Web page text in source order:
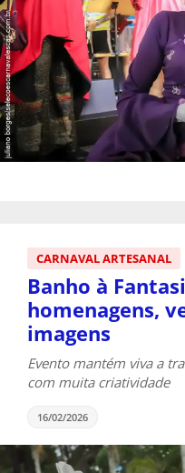
CARNAVAL ARTESANAL
Banho à
homenagens,
imagens
Evento mantém viva a
com muita criatividade
16/02/2026